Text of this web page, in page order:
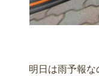
明日は雨予報な